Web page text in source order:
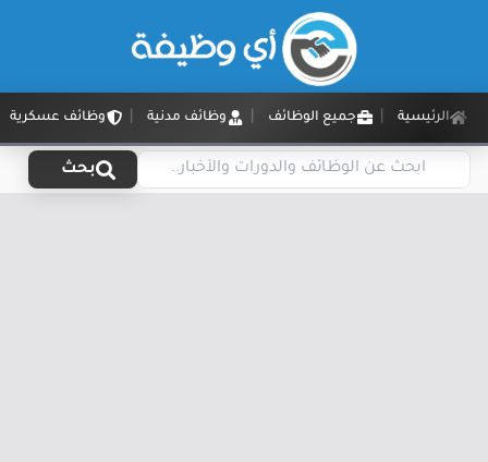
الرئيسية جميع الوظائف وظائف مدنية وظائف عسكرية
بحث